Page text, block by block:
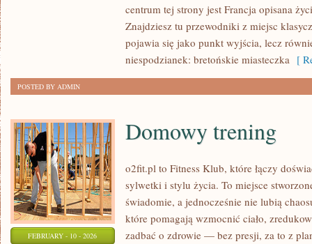
centrum tej strony jest Francja opisana
Znajdziesz tu przewodniki z miejsc
pojawia się jako punkt wyjścia, lecz
niespodzianek: bretońskie miasteczka [
POSTED BY ADMIN
FEBRUARY - 10 - 2026
Domowy trening
o2fit.pl to Fitness Klub, które łączy
sylwetki i stylu życia. To miejsce
świadomie, a jednocześnie nie lubią
które pomagają wzmocnić ciało,
zadbać o zdrowie — bez presji, za to z